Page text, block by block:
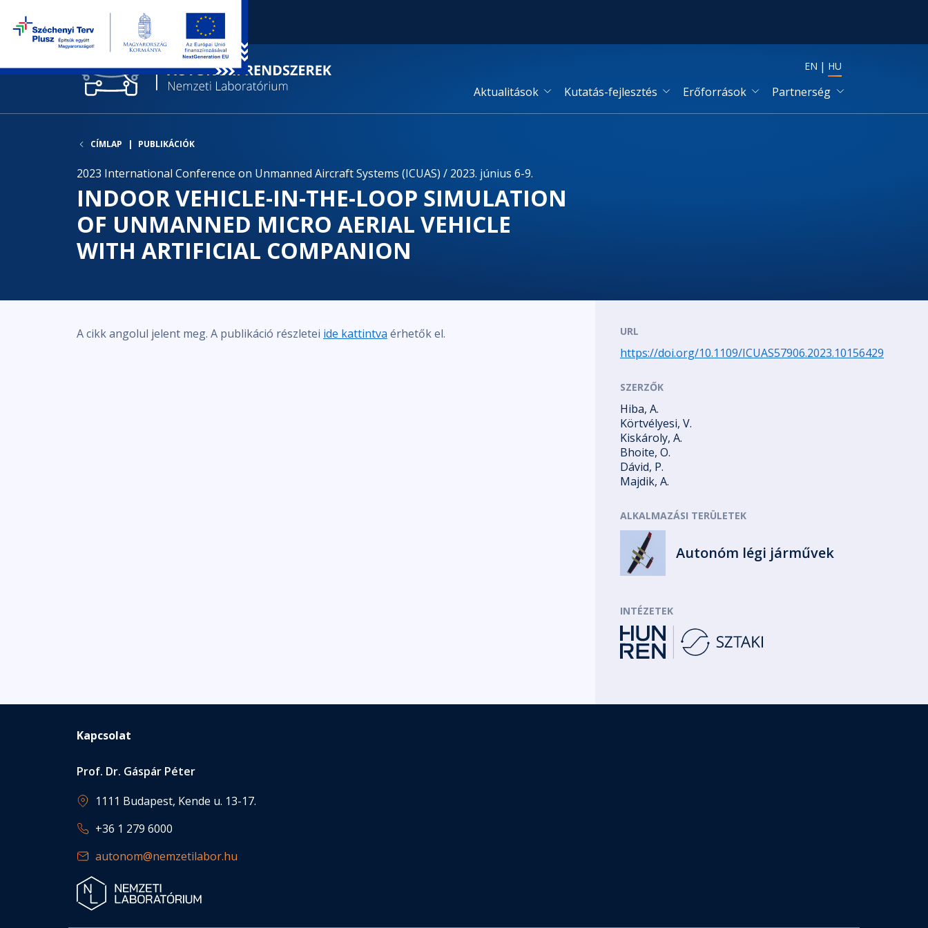
EN HU
Aktualitások Kutatás-fejlesztés Erőforrások Partnerség
CÍMLAP PUBLIKÁCIÓK
2023 International Conference on Unmanned Aircraft Systems (ICUAS) / 2023. június 6-9.
INDOOR VEHICLE-IN-THE-LOOP SIMULATION
OF UNMANNED MICRO AERIAL VEHICLE
WITH ARTIFICIAL COMPANION
A cikk angolul jelent meg. A publikáció részletei ide kattintva érhetők el. URL
https://doi.org/10.1109/ICUAS57906.2023.10156429
SZERZŐK
Hiba, A.
Körtvélyesi, V.
Kiskároly, A.
Bhoite, O.
Dávid, P.
Majdik, A.
ALKALMAZÁSI TERÜLETEK
Autonóm légi járművek
INTÉZETEK
Kapcsolat
Prof. Dr. Gáspár Péter
1111 Budapest, Kende u. 13-17.
+36 1 279 6000
autonom@nemzetilabor.hu